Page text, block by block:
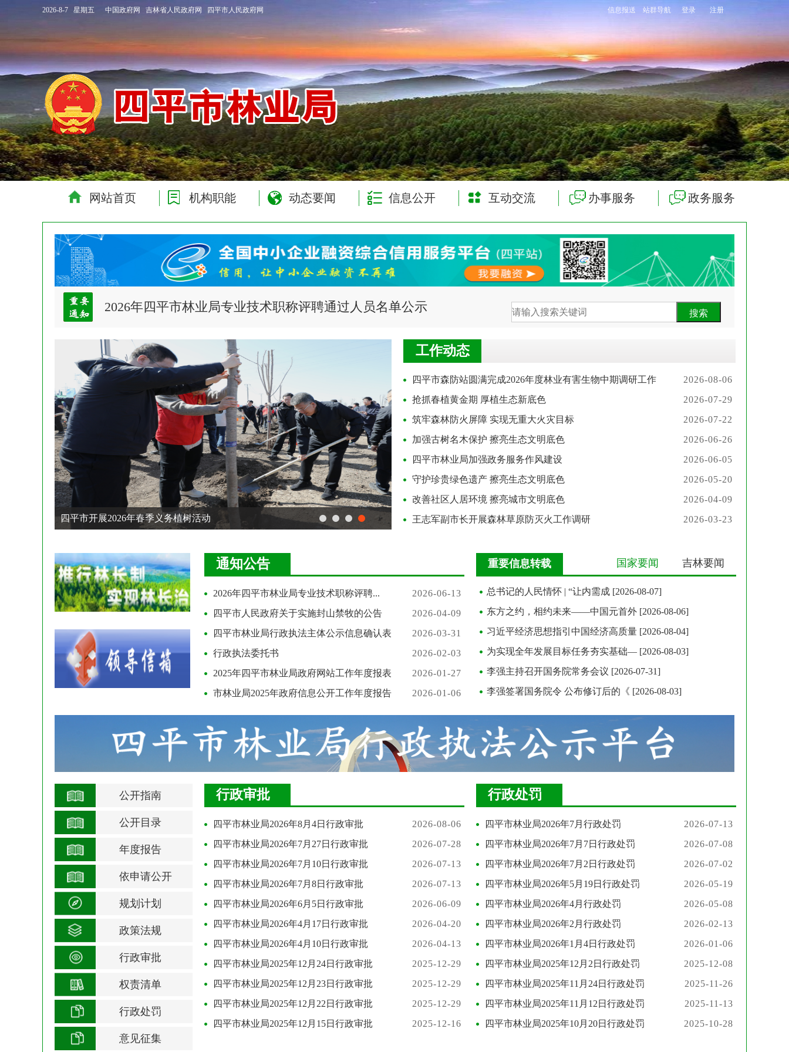
2026-8-7 星期五 中国政府网 吉林省人民政府网 四平市人民政府网 信息报送 站群导航 登录 注册
网站首页 机构职能 动态要闻 信息公开 互动交流 办事服务 政务服务
2026年四平市林业局专业技术职称评聘通过人员名单公示
四平市开展2026年春季义务植树活动
工作动态
四平市森防站圆满完成2026年度林业有害生物中期调研工作
2026-08-06
抢抓春植黄金期 厚植生态新底色
2026-07-29
筑牢森林防火屏障 实现无重大火灾目标
2026-07-22
加强古树名木保护 擦亮生态文明底色
2026-06-26
四平市林业局加强政务服务作风建设
2026-06-05
守护珍贵绿色遗产 擦亮生态文明底色
2026-05-20
改善社区人居环境 擦亮城市文明底色
2026-04-09
王志军副市长开展森林草原防灭火工作调研
2026-03-23
通知公告
2026年四平市林业局专业技术职称评聘...
2026-06-13
四平市人民政府关于实施封山禁牧的公告
2026-04-09
四平市林业局行政执法主体公示信息确认表
2026-03-31
行政执法委托书
2026-02-03
2025年四平市林业局政府网站工作年度报表
2026-01-27
市林业局2025年政府信息公开工作年度报告
2026-01-06
重要信息转载 吉林要闻
国家要闻
总书记的人民情怀 | “让内需成 [2026-08-07]
东方之约，相约未来——中国元首外 [2026-08-06]
习近平经济思想指引中国经济高质量 [2026-08-04]
为实现全年发展目标任务夯实基础— [2026-08-03]
李强主持召开国务院常务会议 [2026-07-31]
李强签署国务院令 公布修订后的《 [2026-08-03]
公开指南
公开目录
年度报告
依申请公开
规划计划
政策法规
行政审批
权责清单
行政处罚
意见征集
行政审批
四平市林业局2026年8月4日行政审批
2026-08-06
四平市林业局2026年7月27日行政审批
2026-07-28
四平市林业局2026年7月10日行政审批
2026-07-13
四平市林业局2026年7月8日行政审批
2026-07-13
四平市林业局2026年6月5日行政审批
2026-06-09
四平市林业局2026年4月17日行政审批
2026-04-20
四平市林业局2026年4月10日行政审批
2026-04-13
四平市林业局2025年12月24日行政审批
2025-12-29
四平市林业局2025年12月23日行政审批
2025-12-29
四平市林业局2025年12月22日行政审批
2025-12-29
四平市林业局2025年12月15日行政审批
2025-12-16
行政处罚
四平市林业局2026年7月行政处罚
2026-07-13
四平市林业局2026年7月7日行政处罚
2026-07-08
四平市林业局2026年7月2日行政处罚
2026-07-02
四平市林业局2026年5月19日行政处罚
2026-05-19
四平市林业局2026年4月行政处罚
2026-05-08
四平市林业局2026年2月行政处罚
2026-02-13
四平市林业局2026年1月4日行政处罚
2026-01-06
四平市林业局2025年12月2日行政处罚
2025-12-08
四平市林业局2025年11月24日行政处罚
2025-11-26
四平市林业局2025年11月12日行政处罚
2025-11-13
四平市林业局2025年10月20日行政处罚
2025-10-28